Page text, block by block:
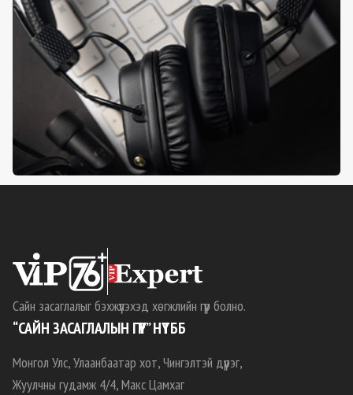
Сайн засаглалыг бэхжүүлэхэд хөгжлийн гүүр болно.
“САЙН ЗАСАГЛАЛЫН ГҮҮР” НҮТББ
Монгол Улс, Улаанбаатар хот, Чингэлтэй дүүрэг,
Жуулчны гудамж 4/4, Макс Цамхаг